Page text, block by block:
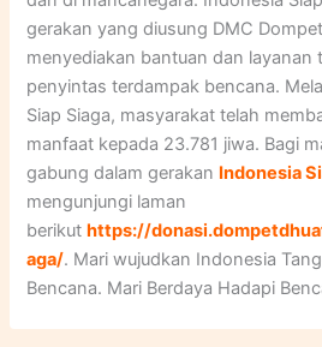
gerakan yang diusung DMC
menyediakan bantuan dan layanan
penyintas terdampak bencana.
Siap Siaga, masyarakat telah
manfaat kepada 23.781 jiwa. Bagi
gabung dalam gerakan Indonesia
mengunjungi laman
berikuthttps://
aga/. Mari wujudkan Indonesia
Bencana. Mari Berdaya Hadapi